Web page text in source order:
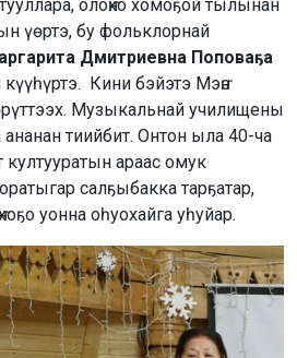
олоҥхо хомоҕой тылынан
үөртэ, бу фольклорнай
Дмитриевна Поповаҕа
Кини бэйэтэ Мэҥэ
Музыкальнай училищены
тиийбит. Онтон ыла 40-ча
култууратын араас омук
салҕыбакка тарҕатар,
уонна оһуохайга уһуйар.